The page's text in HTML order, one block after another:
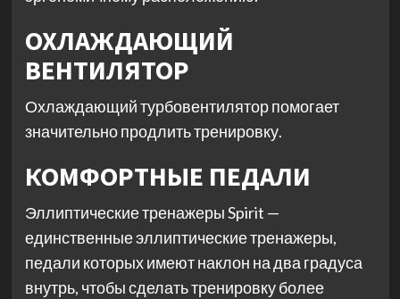
ОХЛАЖДАЮЩИЙ
ВЕНТИЛЯТОР
Охлаждающий турбовентилятор помогает
значительно продлить тренировку.
КОМФОРТНЫЕ ПЕДАЛИ
Эллиптические тренажеры Spirit —
единственные эллиптические тренажеры,
педали которых имеют наклон на два градуса
внутрь, чтобы сделать тренировку более